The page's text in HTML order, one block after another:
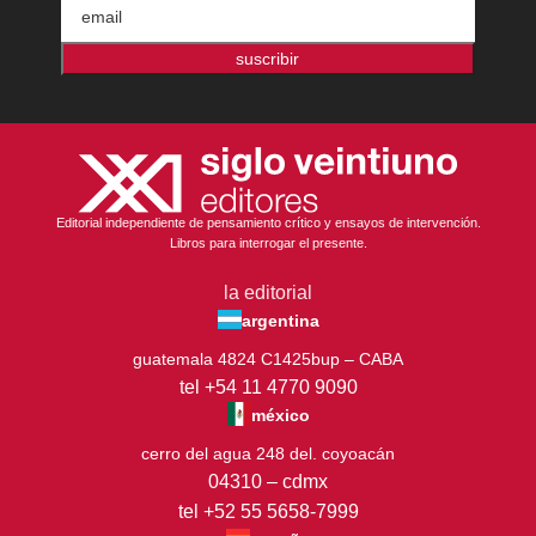
suscribir
Editorial independiente de pensamiento crítico y ensayos de intervención.
Libros para interrogar el presente.
la editorial
argentina
guatemala 4824 C1425bup – CABA
tel +54 11 4770 9090
méxico
cerro del agua 248 del. coyoacán
04310 – cdmx
tel +52 55 5658-7999